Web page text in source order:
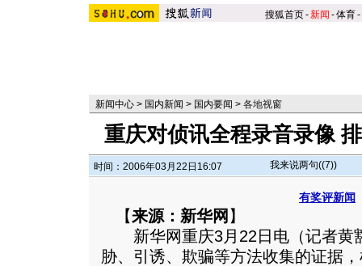
搜狐首页-新闻 -体育-
新闻中心 > 国内新闻 > 国内要闻 > 各地视窗
重庆对侦讯全程录音录像
时间：2006年03月22日16:07 我来说两句((7))
有奖评新闻
【来源：新华网 】
新华网重庆3月22日电（记者黄
胁、引诱、欺骗等方法收集的证据